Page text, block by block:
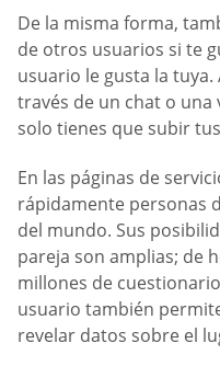
De la misma forma,
de otros usuarios si te
usuario le gusta la
través de un chat o una
solo tienes que subir
En las páginas de
rápidamente personas
del mundo. Sus
pareja son amplias; de
millones de
usuario también
revelar datos sobre el